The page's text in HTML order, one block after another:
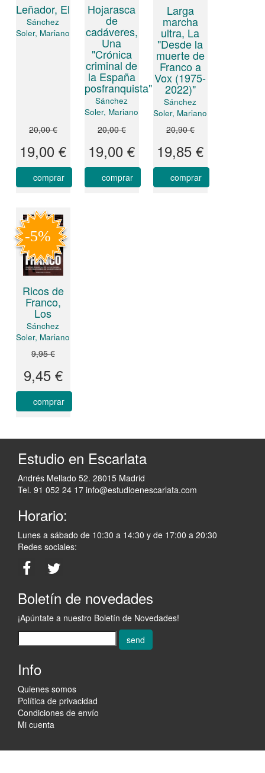
Leñador, El
Sánchez
Soler, Mariano
20,00 €
19,00 €
comprar
Hojarasca
de
cadáveres,
Una
"Crónica
criminal de
la España
posfranquista"
Sánchez
Soler, Mariano
20,00 €
19,00 €
comprar
Larga
marcha
ultra, La
"Desde la
muerte de
Franco a
Vox (1975-
2022)"
Sánchez
Soler, Mariano
20,90 €
19,85 €
comprar
Ricos de
Franco,
Los
Sánchez
Soler, Mariano
9,95 €
9,45 €
comprar
Estudio en Escarlata
Andrés Mellado 52. 28015 Madrid
Tel. 91 052 24 17 info@estudioenescarlata.com
Horario:
Lunes a sábado de 10:30 a 14:30 y de 17:00 a 20:30
Redes sociales:
Boletín de novedades
¡Apúntate a nuestro Boletín de Novedades!
send
Info
Quienes somos
Política de privacidad
Condiciones de envío
Mi cuenta